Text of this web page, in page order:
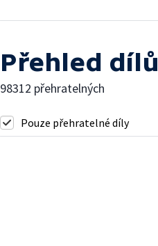
Přehled dílů
98312 přehratelných
Pouze přehratelné díly